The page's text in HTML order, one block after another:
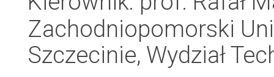
Zachodniopomorski
Szczecinie, Wydział